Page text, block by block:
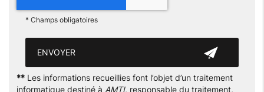
* Champs obligatoires
**Les informations recueillies font l’objet d’un traitement
informatique destiné à AMTI, responsable du traitement,